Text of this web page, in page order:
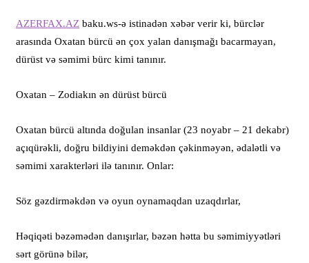
AZERFAX.AZ baku.ws-ə istinadən xəbər verir ki, bürclər
arasında Oxatan bürcü ən çox yalan danışmağı bacarmayan,
dürüst və səmimi bürc kimi tanınır.
Oxatan – Zodiakın ən dürüst bürcü
Oxatan bürcü altında doğulan insanlar (23 noyabr – 21 dekabr)
açıqürəkli, doğru bildiyini deməkdən çəkinməyən, ədalətli və
səmimi xarakterləri ilə tanınır. Onlar:
Söz gəzdirməkdən və oyun oynamaqdan uzaqdırlar,
Həqiqəti bəzəmədən danışırlar, bəzən hətta bu səmimiyyətləri
sərt görünə bilər,